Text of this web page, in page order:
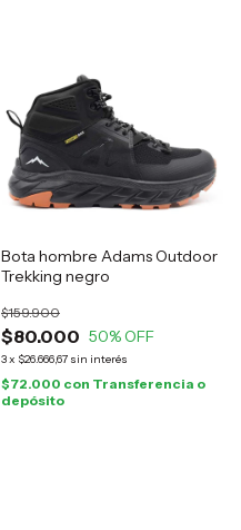
Bota hombre Adams Outdoor
Trekking negro
$80.000
$159.900
50% OFF
3x $26.666,67 sin interés
$72.000 con Transferencia o
depósito